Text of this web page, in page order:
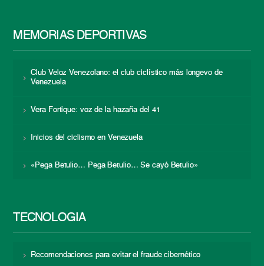
MEMORIAS DEPORTIVAS
Club Veloz Venezolano: el club ciclístico más longevo de
Venezuela
Vera Fortique: voz de la hazaña del 41
Inicios del ciclismo en Venezuela
«Pega Betulio… Pega Betulio… Se cayó Betulio»
TECNOLOGÍA
Recomendaciones para evitar el fraude cibernético